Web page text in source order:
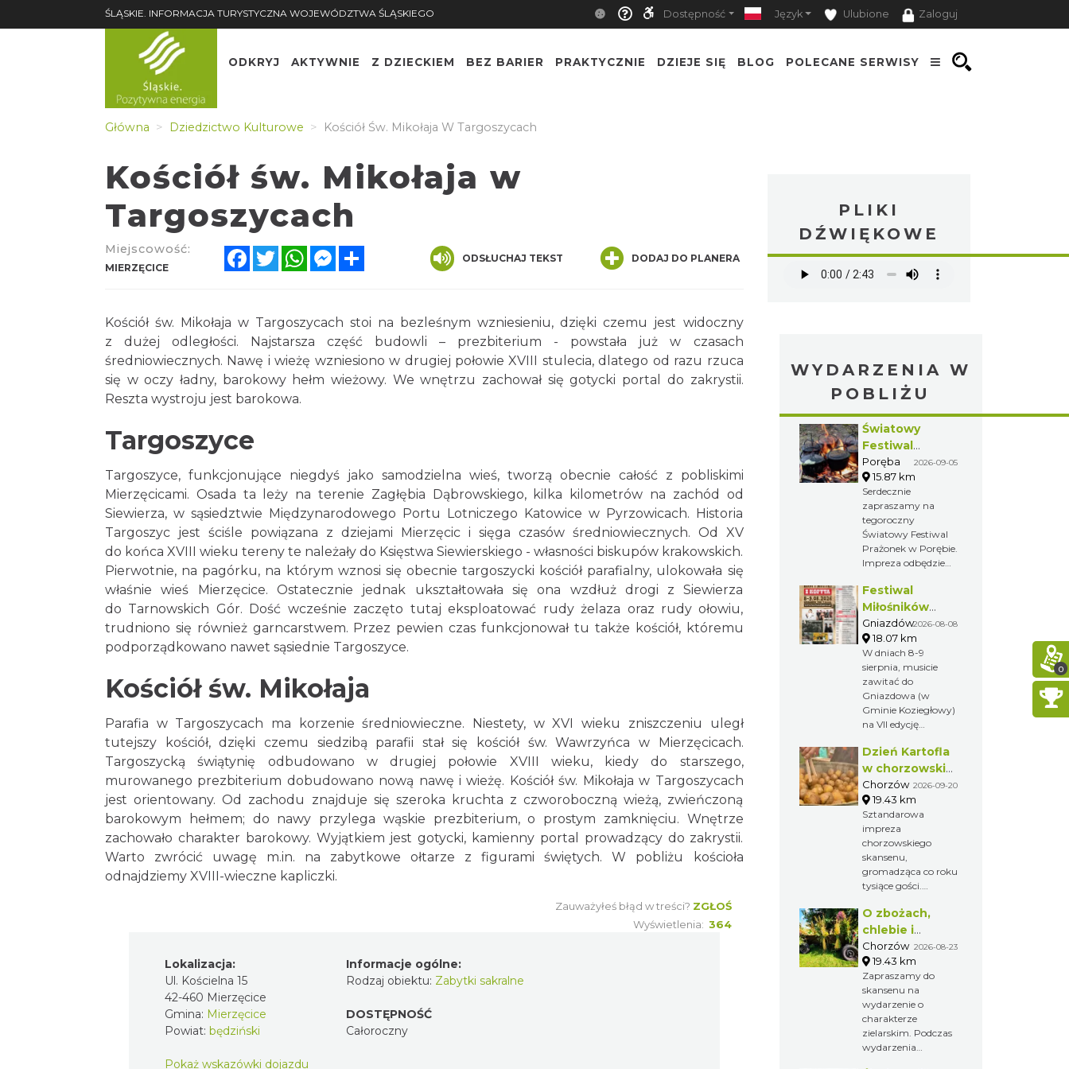
ŚLĄSKIE. INFORMACJA TURYSTYCZNA WOJEWÓDZTWA ŚLĄSKIEGO Dostępność Język Ulubione Zaloguj
ODKRYJ AKTYWNIE Z DZIECKIEM BEZ BARIER PRAKTYCZNIE DZIEJE SIĘ BLOG POLECANE SERWISY
Główna Dziedzictwo Kulturowe Kościół Św. Mikołaja W Targoszycach
Kościół św. Mikołaja w
Targoszycach
Miejscowość:
MIERZĘCICE
FacebookTwitterWhatsAppMessenger ODSŁUCHAJ TEKST DODAJ DO PLANERA
Kościół św. Mikołaja w Targoszycach stoi na bezleśnym wzniesieniu, dzięki czemu jest widoczny
z dużej odległości. Najstarsza część budowli – prezbiterium - powstała już w czasach
średniowiecznych. Nawę i wieżę wzniesiono w drugiej połowie XVIII stulecia, dlatego od razu rzuca
się w oczy ładny, barokowy hełm wieżowy. We wnętrzu zachował się gotycki portal do zakrystii.
Reszta wystroju jest barokowa.
Targoszyce
Targoszyce, funkcjonujące niegdyś jako samodzielna wieś, tworzą obecnie całość z pobliskimi
Mierzęcicami. Osada ta leży na terenie Zagłębia Dąbrowskiego, kilka kilometrów na zachód od
Siewierza, w sąsiedztwie Międzynarodowego Portu Lotniczego Katowice w Pyrzowicach. Historia
Targoszyc jest ściśle powiązana z dziejami Mierzęcic i sięga czasów średniowiecznych. Od XV
do końca XVIII wieku tereny te należały do Księstwa Siewierskiego - własności biskupów krakowskich.
Pierwotnie, na pagórku, na którym wznosi się obecnie targoszycki kościół parafialny, ulokowała się
właśnie wieś Mierzęcice. Ostatecznie jednak ukształtowała się ona wzdłuż drogi z Siewierza
do Tarnowskich Gór. Dość wcześnie zaczęto tutaj eksploatować rudy żelaza oraz rudy ołowiu,
trudniono się również garncarstwem. Przez pewien czas funkcjonował tu także kościół, któremu
podporządkowano nawet sąsiednie Targoszyce.
Kościół św. Mikołaja
Parafia w Targoszycach ma korzenie średniowieczne. Niestety, w XVI wieku zniszczeniu uległ
tutejszy kościół, dzięki czemu siedzibą parafii stał się kościół św. Wawrzyńca w Mierzęcicach.
Targoszycką świątynię odbudowano w drugiej połowie XVIII wieku, kiedy do starszego,
murowanego prezbiterium dobudowano nową nawę i wieżę. Kościół św. Mikołaja w Targoszycach
jest orientowany. Od zachodu znajduje się szeroka kruchta z czworoboczną wieżą, zwieńczoną
barokowym hełmem; do nawy przylega wąskie prezbiterium, o prostym zamknięciu. Wnętrze
zachowało charakter barokowy. Wyjątkiem jest gotycki, kamienny portal prowadzący do zakrystii.
Warto zwrócić uwagę m.in. na zabytkowe ołtarze z figurami świętych. W pobliżu kościoła
odnajdziemy XVIII-wieczne kapliczki.
Zauważyłeś błąd w treści? ZGŁOŚ
Wyświetlenia: 364
Lokalizacja:
Ul. Kościelna 15
42-460 Mierzęcice
Gmina: Mierzęcice
Powiat: będziński
Pokaż wskazówki dojazdu
Informacje ogólne:
Rodzaj obiektu: Zabytki sakralne
DOSTĘPNOŚĆ
Całoroczny
PLIKI
DŹWIĘKOWE
WYDARZENIA W
POBLIŻU
Światowy
Festiwal
Prażonek w
Porębie
Poręba 2026-09-05
15.87 km
Serdecznie
zapraszamy na
tegoroczny
Światowy Festiwal
Prażonek w Porębie.
Impreza odbędzie
2026r.
Festiwal
Miłośników
Koni i Muzyki "Z
Kopyta"
Gniazdów2026-08-08
18.07 km
W dniach 8-9
sierpnia, musicie
zawitać do
Gniazdowa (w
Gminie Koziegłowy)
na VII edycję
Miłośników Koni i
Muzyki "Z Kopyta".
Dzień Kartofla
w chorzowskim
skansenie
Chorzów 2026-09-20
19.43 km
Sztandarowa
impreza
chorzowskiego
skansenu,
gromadząca co roku
tysiące gości.
dawnych obrzędów
i zwyczajów na
Górnym Śląsku.
O zbożach,
chlebie i
ziołach
Chorzów 2026-08-23
19.43 km
Zapraszamy do
skansenu na
wydarzenie o
charakterze
zielarskim. Podczas
wydarzenia
0